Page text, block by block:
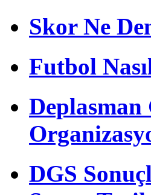
Skor Ne
Futbol
DGS